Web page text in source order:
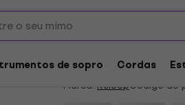
de sopro Cordas
Reloop RMX-22i
4,9/5 5 x avaliado
Marca: ReloopCódigo do